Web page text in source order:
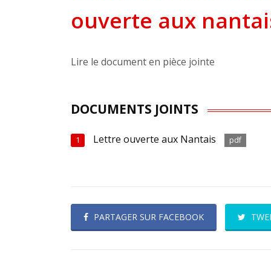
ouverte aux
Lire le document en pièce jointe
DOCUMENTS JOINTS
1 Lettre ouverte aux Nantais pdf
PARTAGER SUR FACEBOOK